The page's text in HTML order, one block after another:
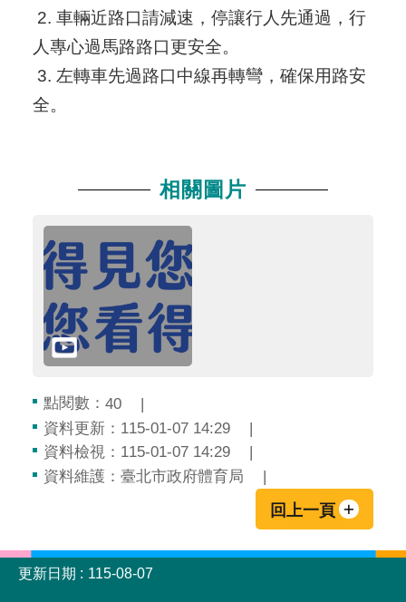
2. 車輛近路口請減速，停讓行人先通過，行
人專心過馬路路口更安全。
3. 左轉車先過路口中線再轉彎，確保用路安
全。
相關圖片
點閱數： 40
資料更新：115-01-07 14:29
資料檢視：115-01-07 14:29
資料維護：臺北市政府體育局
回上一頁
:::
更新日期
115-08-07